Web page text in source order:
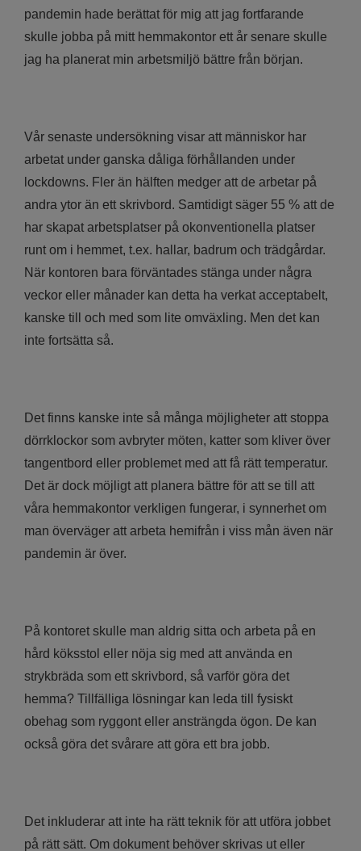
pandemin hade berättat för mig att jag fortfarande
skulle jobba på mitt hemmakontor ett år senare skulle
jag ha planerat min arbetsmiljö bättre från början.
Vår senaste undersökning visar att människor har
arbetat under ganska dåliga förhållanden under
lockdowns. Fler än hälften medger att de arbetar på
andra ytor än ett skrivbord. Samtidigt säger 55 % att de
har skapat arbetsplatser på okonventionella platser
runt om i hemmet, t.ex. hallar, badrum och trädgårdar.
När kontoren bara förväntades stänga under några
veckor eller månader kan detta ha verkat acceptabelt,
kanske till och med som lite omväxling. Men det kan
inte fortsätta så.
Det finns kanske inte så många möjligheter att stoppa
dörrklockor som avbryter möten, katter som kliver över
tangentbord eller problemet med att få rätt temperatur.
Det är dock möjligt att planera bättre för att se till att
våra hemmakontor verkligen fungerar, i synnerhet om
man överväger att arbeta hemifrån i viss mån även när
pandemin är över.
På kontoret skulle man aldrig sitta och arbeta på en
hård köksstol eller nöja sig med att använda en
strykbräda som ett skrivbord, så varför göra det
hemma? Tillfälliga lösningar kan leda till fysiskt
obehag som ryggont eller ansträngda ögon. De kan
också göra det svårare att göra ett bra jobb.
Det inkluderar att inte ha rätt teknik för att utföra jobbet
på rätt sätt. Om dokument behöver skrivas ut eller